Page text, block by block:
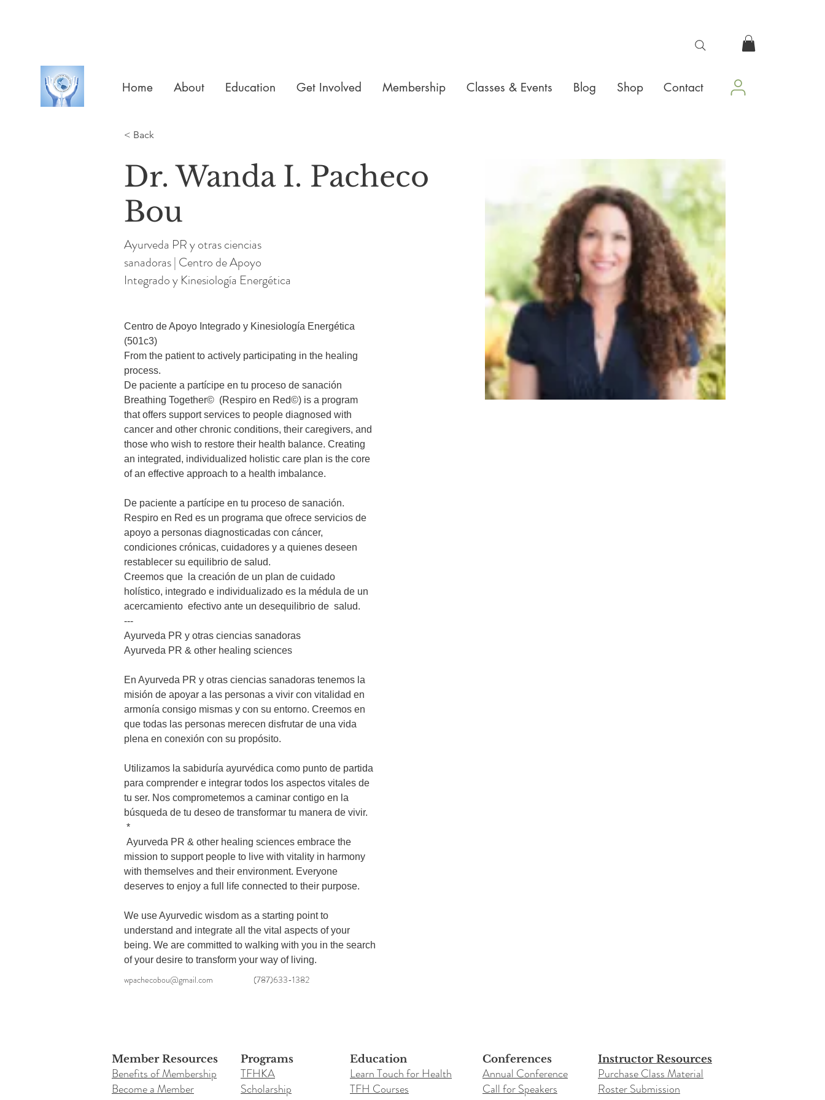
Home About Education Get Involved Membership Classes & Events Blog Shop Contact
< Back
Dr. Wanda I. Pacheco
Bou
Ayurveda PR y otras ciencias
sanadoras | Centro de Apoyo
Integrado y Kinesiología Energética
Centro de Apoyo Integrado y Kinesiología Energética
(501c3)
From the patient to actively participating in the healing
process.
De paciente a partícipe en tu proceso de sanación
Breathing Together©  (Respiro en Red©) is a program
that offers support services to people diagnosed with
cancer and other chronic conditions, their caregivers, and
those who wish to restore their health balance. Creating
an integrated, individualized holistic care plan is the core
of an effective approach to a health imbalance.
De paciente a partícipe en tu proceso de sanación.
Respiro en Red es un programa que ofrece servicios de
apoyo a personas diagnosticadas con cáncer,
condiciones crónicas, cuidadores y a quienes deseen
restablecer su equilibrio de salud.
Creemos que  la creación de un plan de cuidado
holístico, integrado e individualizado es la médula de un
acercamiento  efectivo ante un desequilibrio de  salud.
---
Ayurveda PR y otras ciencias sanadoras
Ayurveda PR & other healing sciences
En Ayurveda PR y otras ciencias sanadoras tenemos la
misión de apoyar a las personas a vivir con vitalidad en
armonía consigo mismas y con su entorno. Creemos en
que todas las personas merecen disfrutar de una vida
plena en conexión con su propósito.
Utilizamos la sabiduría ayurvédica como punto de partida
para comprender e integrar todos los aspectos vitales de
tu ser. Nos comprometemos a caminar contigo en la
búsqueda de tu deseo de transformar tu manera de vivir.
*
Ayurveda PR & other healing sciences embrace the
mission to support people to live with vitality in harmony
with themselves and their environment. Everyone
deserves to enjoy a full life connected to their purpose.
We use Ayurvedic wisdom as a starting point to
understand and integrate all the vital aspects of your
being. We are committed to walking with you in the search
of your desire to transform your way of living.
wpachecobou@gmail.com (787)633-1382
Member Resources
Benefits of Membership
Become a Member
Programs
TFHKA
Scholarship
Education
Learn Touch for Health
TFH Courses
Conferences
Annual Conference
Call for Speakers
Instructor Resources
Purchase Class Material
Roster Submission​